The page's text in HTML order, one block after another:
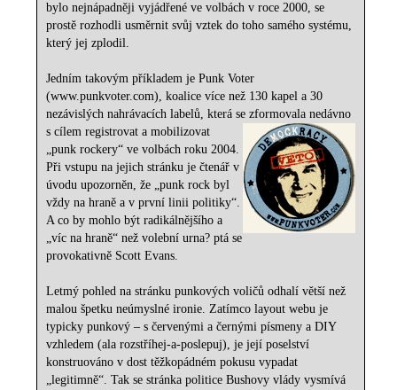
bylo nejnápadněji vyjádřené ve volbách v roce 2000, se
prostě rozhodli usměrnit svůj vztek do toho samého systému,
který jej zplodil.
Jedním takovým příkladem je Punk Voter
(www.punkvoter.com), koalice více než 130 kapel a 30
nezávislých nahrávacích labelů, která se zformovala nedávno
s cílem registrovat a mobilizovat
„punk rockery“ ve volbách roku 2004.
Při vstupu na jejich stránku je čtenář v
úvodu upozorněn, že „punk rock byl
vždy na hraně a v první linii politiky“.
A co by mohlo být radikálnějšího a
„víc na hraně“ než volební urna? ptá se
provokativně Scott Evans.
Letmý pohled na stránku punkových voličů odhalí větší než
malou špetku neúmyslné ironie. Zatímco layout webu je
typicky punkový – s červenými a černými písmeny a DIY
vzhledem (ala rozstříhej-a-poslepuj), je její poselství
konstruováno v dost těžkopádném pokusu vypadat
„legitimně“. Tak se stránka politice Bushovy vlády vysmívá